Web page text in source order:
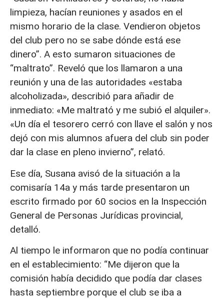
limpieza, hacían reuniones y asados en el
mismo horario de la clase. Vendieron objetos
del club pero no se sabe dónde está ese
dinero”. A esto sumaron situaciones de
“maltrato”. Reveló que los llamaron a una
reunión y una de las autoridades «estaba
alcoholizada», describió para añadir de
inmediato: «Me maltrató y me subió el alquiler».
«Un día el tesorero cerró con llave el salón y nos
dejó con mis alumnos afuera del club sin poder
dar la clase en pleno invierno”, relató.
Ese día, Susana avisó de la situación a la
comisaría 14a y más tarde presentaron un
escrito firmado por 60 socios en la Inspección
General de Personas Jurídicas provincial,
detalló.
Al tiempo le informaron que no podía continuar
en el establecimiento: “Me dijeron que la
comisión había decidido que podía dar clases
hasta septiembre porque el club se iba a